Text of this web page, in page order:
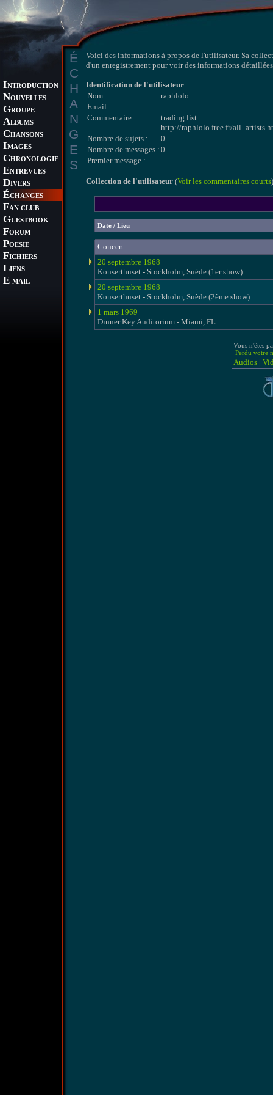
INTRODUCTION
NOUVELLES
GROUPE
ALBUMS
CHANSONS
IMAGES
CHRONOLOGIE
ENTREVUES
DIVERS
ÉCHANGES
FAN CLUB
GUESTBOOK
FORUM
POESIE
FICHIERS
LIENS
E-MAIL
É
C
H
A
N
G
E
S
Voici des informations à propos de l'utilisateur. Sa
d'un enregistrement pour voir des informations
Identification de l'utilisateur
Nom :
raphlolo
Email :
Commentaire :
trading list :
http://raphlolo.free.fr/
Nombre de sujets :
0
Nombre de messages : 0
Premier message :
--
Collection de l'utilisateur (Voir les commentaires courts)
Date / Lieu
Concert
20 septembre 1968
Konserthuset - Stockholm, Suède (1er show)
20 septembre 1968
Konserthuset - Stockholm, Suède (2ème show)
1 mars 1969
Dinner Key Auditorium - Miami, FL
Vous n'êtes
Perdu votre
Audios|